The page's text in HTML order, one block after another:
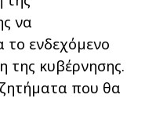
να
το ενδεχόμενο
της κυβέρνησης.
που θα